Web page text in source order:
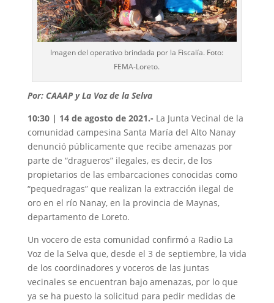
Imagen del operativo brindada por la Fiscalía. Foto:
FEMA-Loreto.
Por: CAAAP y La Voz de la Selva
10:30 | 14 de agosto de 2021.- La Junta Vecinal de la
comunidad campesina Santa María del Alto Nanay
denunció públicamente que recibe amenazas por
parte de “dragueros” ilegales, es decir, de los
propietarios de las embarcaciones conocidas como
“pequedragas” que realizan la extracción ilegal de
oro en el río Nanay, en la provincia de Maynas,
departamento de Loreto.
Un vocero de esta comunidad confirmó a Radio La
Voz de la Selva que, desde el 3 de septiembre, la vida
de los coordinadores y voceros de las juntas
vecinales se encuentran bajo amenazas, por lo que
ya se ha puesto la solicitud para pedir medidas de